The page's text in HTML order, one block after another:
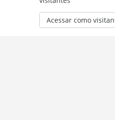
Acessar como